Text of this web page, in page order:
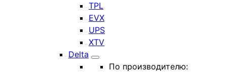
TPL
EVX
UPS
XTV
Delta
По производителю: